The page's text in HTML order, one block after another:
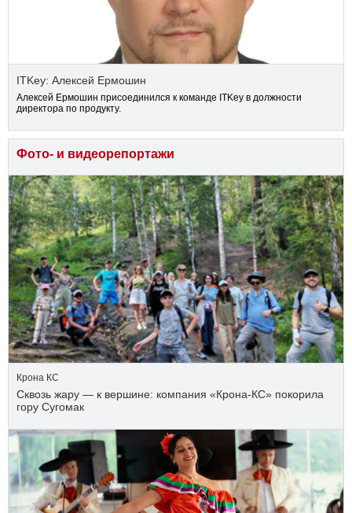
ITKey: Алексей Ермошин
Алексей Ермошин присоединился к команде ITKey в должности
директора по продукту.
Фото- и видеорепортажи
Крона КС
Сквозь жару — к вершине: компания «Крона‑КС» покорила
гору Сугомак